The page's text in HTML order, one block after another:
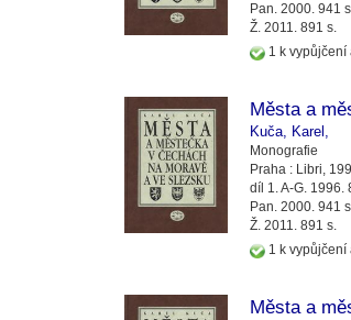
Pan. 2000. 941
Ž. 2011. 891 s.
1 k vypůjčení
Města a
Kuča, Karel,
Monografie
Praha : Libri,
díl 1. A-G. 1996.
Pan. 2000. 941
Ž. 2011. 891 s.
1 k vypůjčení
Města a